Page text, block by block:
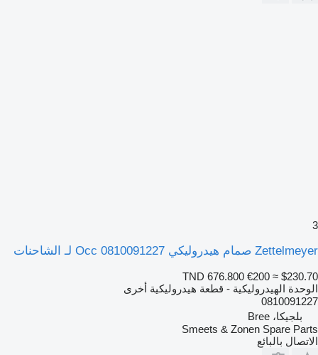
3
Zettelmeyer صمام هيدروليكي Occ 0810091227 لـ الشاحنات
TND 676.800 €200 ≈ $230.70
الوحدة الهيدروليكية - قطعة هيدروليكية أخرى
0810091227
بلجيكا، Bree
Smeets & Zonen Spare Parts
الاتصال بالبائع